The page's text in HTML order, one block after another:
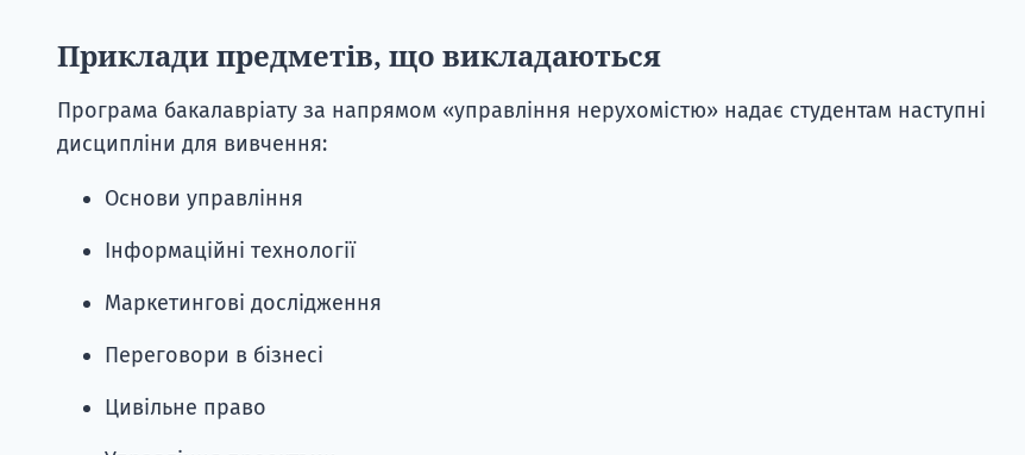
Приклади предметів, що викладаються
Програма бакалавріату за напрямом «управління нерухомістю» надає студентам наступні
дисципліни для вивчення:
Основи управління
Інформаційні технології
Маркетингові дослідження
Переговори в бізнесі
Цивільне право